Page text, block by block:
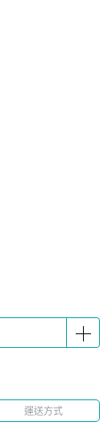
運送方式